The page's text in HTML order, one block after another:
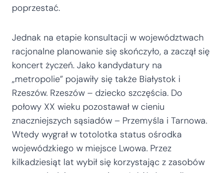
poprzestać.
Jednak na etapie konsultacji w województwach
racjonalne planowanie się skończyło, a zaczął się
koncert życzeń. Jako kandydatury na
„metropolie” pojawiły się także Białystok i
Rzeszów. Rzeszów – dziecko szczęścia. Do
połowy XX wieku pozostawał w cieniu
znaczniejszych sąsiadów – Przemyśla i Tarnowa.
Wtedy wygrał w totolotka status ośrodka
wojewódzkiego w miejsce Lwowa. Przez
kilkadziesiąt lat wybił się korzystając z zasobów